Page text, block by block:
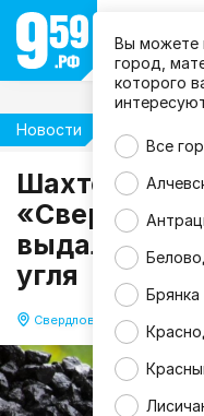
Вы можете
город,
которого
Все
Брянка
Новости
выдало на-
угля
Свердловск 20.12.2017